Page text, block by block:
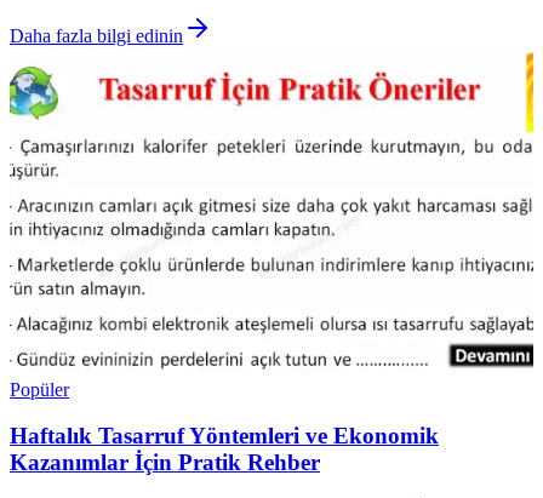
Daha fazla bilgi edinin
Popüler
Haftalık Tasarruf Yöntemleri ve Ekonomik
Kazanımlar İçin Pratik Rehber